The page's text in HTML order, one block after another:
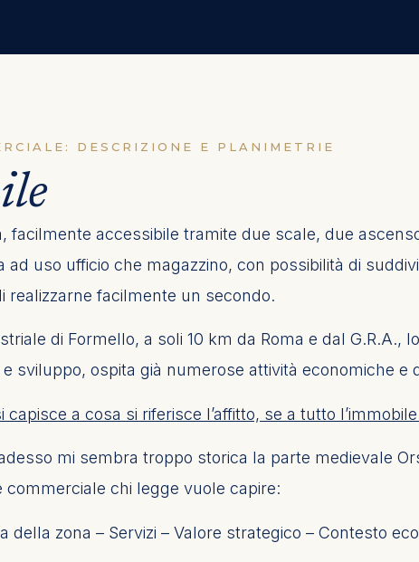
DESCRIZIONE E PLANIMETRIE
facilmente accessibile tramite due scale, due
ad uso ufficio che magazzino, con possibilità di
realizzarne facilmente un secondo.
di Formello, a soli 10 km da Roma e dal G.R.A.,
e sviluppo, ospita già numerose attività economiche
capisce a cosa si riferisce l’affitto, se a tutto
mi sembra troppo storica la parte medievale
chi legge vuole capire:
della zona – Servizi – Valore strategico – Contesto